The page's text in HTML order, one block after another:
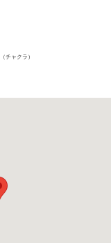
（チャクラ）